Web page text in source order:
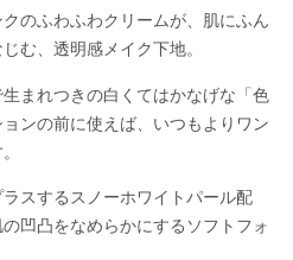
のふわふわクリームが、肌にふん
む、透明感メイク下地。
まれつきの白くてはかなげな「色
ンの前に使えば、いつもよりワン
スするスノーホワイトパール配
凹凸をなめらかにするソフトフォ